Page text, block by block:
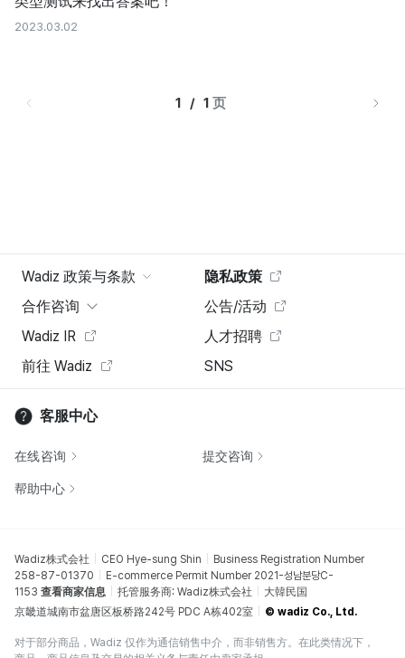
2023.03.02
1   /   1 页
Wadiz 政策与条款
隐私政策
合作咨询
公告/活动
Wadiz IR
人才招聘
前往 Wadiz
SNS
客服中心
在线咨询 提交咨询
帮助中心
Wadiz株式会社 CEO Hye-sung Shin
Business Registration Number
258-87-01370
E-commerce Permit Number 2021-성남분당C-
1153 查看商家信息 托管服务商: Wadiz株式会社
大韓民国
京畿道城南市盆唐区板桥路242号 PDC A栋402室
© wadiz Co., Ltd.
对于部分商品，Wadiz 仅作为通信销售中介，而非销售方。在此类情况下，